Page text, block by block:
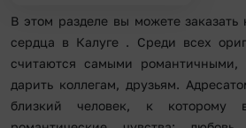
В этом разделе вы можете
сердца в Калуге . Среди всех
считаются самыми романтичными,
дарить коллегам, друзьям.
близкий человек, к которому